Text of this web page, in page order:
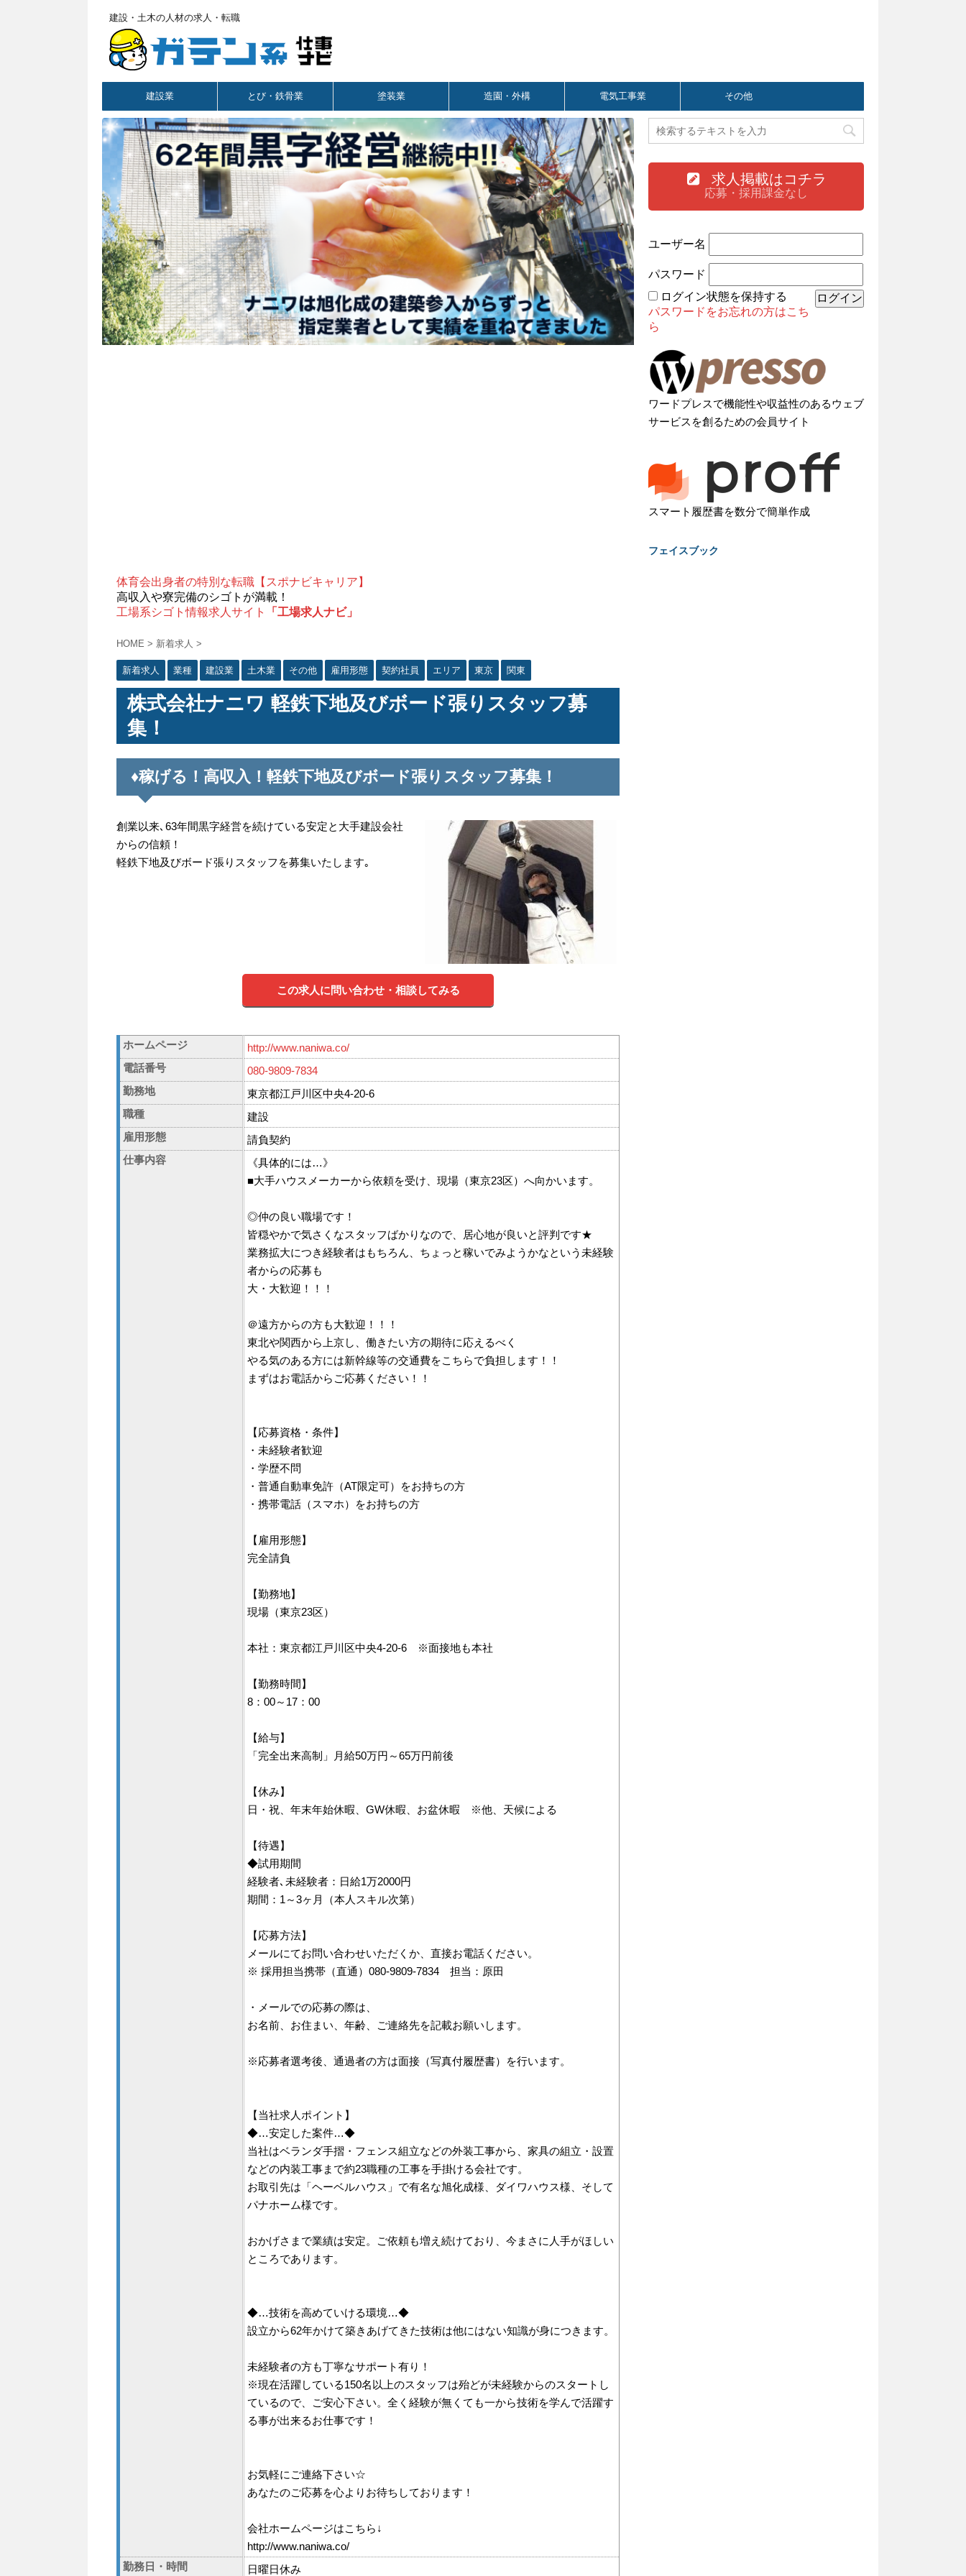
建設・土木の人材の求人・転職
建設業 とび・鉄骨業 塗装業 造園・外構 電気工事業 その他
体育会出身者の特別な転職【スポナビキャリア】
高収入や寮完備のシゴトが満載！
工場系シゴト情報求人サイト
「工場求人ナビ」
HOME > 新着求人 >
新着求人 業種 建設業 土木業 その他 雇用形態 契約社員 エリア 東京 関東
株式会社ナニワ 軽鉄下地及びボード張りスタッフ募
集！
♦稼げる！高収入！軽鉄下地及びボード張りスタッフ募集！
創業以来､63年間黒字経営を続けている安定と大手建設会社
からの信頼！
軽鉄下地及びボード張りスタッフを募集いたします｡
この求人に問い合わせ・相談してみる
ホームページ
http://www.naniwa.co/
電話番号
080-9809-7834
勤務地
東京都江戸川区中央4-20-6
職種
建設
雇用形態
請負契約
仕事内容
《具体的には…》
■大手ハウスメーカーから依頼を受け、現場（東京23区）へ向かいます。
◎仲の良い職場です！
皆穏やかで気さくなスタッフばかりなので、居心地が良いと評判です★
業務拡大につき経験者はもちろん、ちょっと稼いでみようかなという未経験
者からの応募も
大・大歓迎！！！
＠遠方からの方も大歓迎！！！
東北や関西から上京し、働きたい方の期待に応えるべく
やる気のある方には新幹線等の交通費をこちらで負担します！！
まずはお電話からご応募ください！！
【応募資格・条件】
・未経験者歓迎
・学歴不問
・普通自動車免許（AT限定可）をお持ちの方
・携帯電話（スマホ）をお持ちの方
【雇用形態】
完全請負
【勤務地】
現場（東京23区）
本社：東京都江戸川区中央4-20-6 ※面接地も本社
【勤務時間】
8：00～17：00
【給与】
「完全出来高制」月給50万円～65万円前後
【休み】
日・祝、年末年始休暇、GW休暇、お盆休暇 ※他、天候による
【待遇】
◆試用期間
経験者､未経験者：日給1万2000円
期間：1～3ヶ月（本人スキル次第）
【応募方法】
メールにてお問い合わせいただくか、直接お電話ください。
※ 採用担当携帯（直通）080-9809-7834 担当：原田
・メールでの応募の際は、
お名前、お住まい、年齢、ご連絡先を記載お願いします。
※応募者選考後、通過者の方は面接（写真付履歴書）を行います。
【当社求人ポイント】
◆…安定した案件…◆
当社はベランダ手摺・フェンス組立などの外装工事から、家具の組立・設置
などの内装工事まで約23職種の工事を手掛ける会社です。
お取引先は「ヘーベルハウス」で有名な旭化成様、ダイワハウス様、そして
パナホーム様です。
おかげさまで業績は安定。ご依頼も増え続けており、今まさに人手がほしい
ところであります。
◆…技術を高めていける環境…◆
設立から62年かけて築きあげてきた技術は他にはない知識が身につきます。
未経験者の方も丁寧なサポート有り！
※現在活躍している150名以上のスタッフは殆どが未経験からのスタートし
ているので、ご安心下さい。全く経験が無くても一から技術を学んで活躍す
る事が出来るお仕事です！
お気軽にご連絡下さい☆
あなたのご応募を心よりお待ちしております！
会社ホームページはこちら↓
http://www.naniwa.co/
勤務日・時間
日曜日休み
求人掲載はコチラ
応募・採用課金なし
ユーザー名
パスワード
ログイン状態を保持する
パスワードをお忘れの方はこち
ら
ワードプレスで機能性や収益性のあるウェブ
サービスを創るための会員サイト
スマート履歴書を数分で簡単作成
フェイスブック